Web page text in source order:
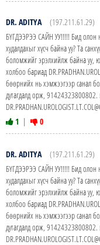
DR. ADITYA (197.211.61.29)
БҮГДЭЭРЭЭ САЙН УУ!!!!! Бид олон
худалдахыг хүсч байна уу? Та
боломжийг эрэлхийлж байна уу,
холбоо бариад
бөөрнийх нь хэмжээгээр санал
дутагдалд орж,
1 | 0
DR. ADITYA (197.211.61.29)
БҮГДЭЭРЭЭ САЙН УУ!!!!! Бид олон
худалдахыг хүсч байна уу? Та
боломжийг эрэлхийлж байна уу,
холбоо бариад
бөөрнийх нь хэмжээгээр санал
дутагдалд орж,